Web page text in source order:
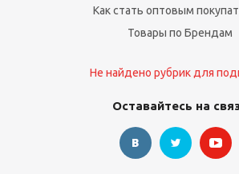
Как стать оптовым
Товары по Брендам
Не найдено рубрик для
Оставайтесь на